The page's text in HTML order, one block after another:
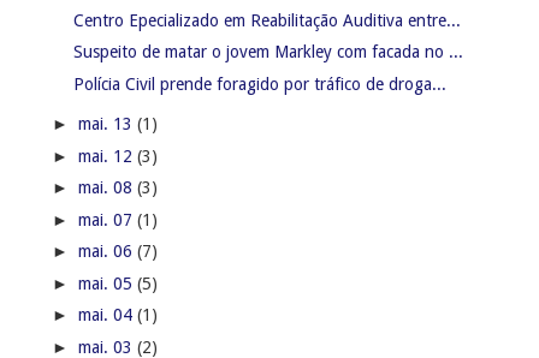
Centro Epecializado em Reabilitação Auditiva entre...
Suspeito de matar o jovem Markley com facada no ...
Polícia Civil prende foragido por tráfico de droga...
► mai. 13 (1)
► mai. 12 (3)
► mai. 08 (3)
► mai. 07 (1)
► mai. 06 (7)
► mai. 05 (5)
► mai. 04 (1)
► mai. 03 (2)